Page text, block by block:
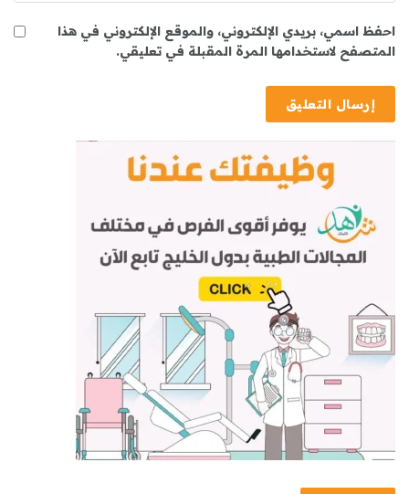
احفظ اسمي، بريدي الإلكتروني، والموقع الإلكتروني في هذا
المتصفح لاستخدامها المرة المقبلة في تعليقي.